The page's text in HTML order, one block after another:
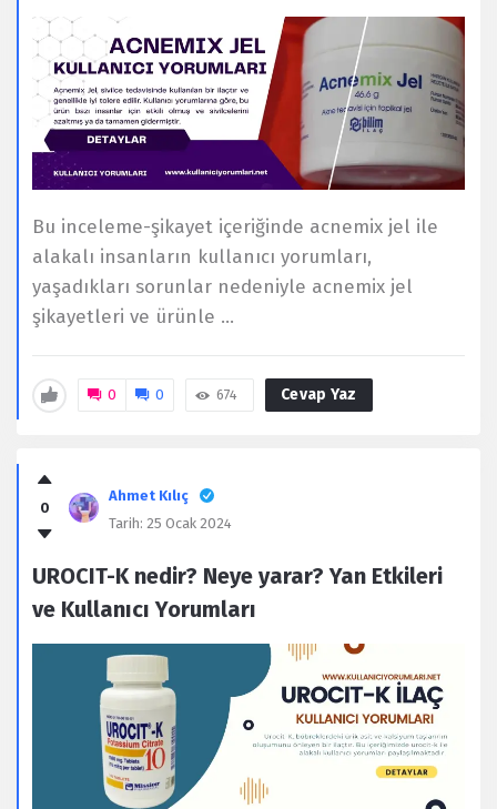
Bu inceleme-şikayet içeriğinde acnemix jel ile
alakalı insanların kullanıcı yorumları,
yaşadıkları sorunlar nedeniyle acnemix jel
şikayetleri ve ürünle ...
0 0 674 Cevap Yaz
0
Ahmet Kılıç
Tarih: 25 Ocak 2024
UROCIT-K nedir? Neye yarar? Yan Etkileri
ve Kullanıcı Yorumları